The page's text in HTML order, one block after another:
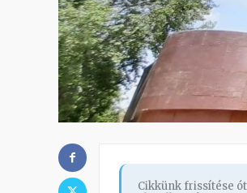
Cikkünk frissítése